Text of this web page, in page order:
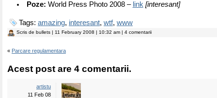
Poze: World Press Photo 2008 – link [interesant]
Tags: amazing, interesant, wtf, www
Scris de bullets | 11 February 2008 | 10:32 am | 4 comentarii
« Parcare regulamentara
Acest post are 4 comentarii.
artistu
11 Feb 08